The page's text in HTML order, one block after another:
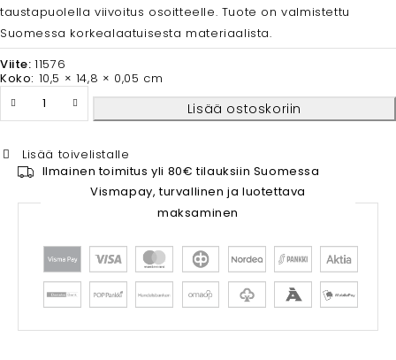
taustapuolella viivoitus osoitteelle. Tuote on valmistettu
Suomessa korkealaatuisesta materiaalista.
Viite:11576
Koko: 10,5 × 14,8 × 0,05 cm
Lisää ostoskoriin
Lisää toivelistalle
Ilmainen toimitus yli 80€ tilauksiin Suomessa
Vismapay, turvallinen ja luotettava
maksaminen